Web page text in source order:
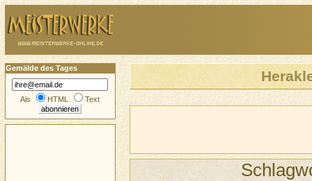
Gemälde des Tages
Als HTML Text